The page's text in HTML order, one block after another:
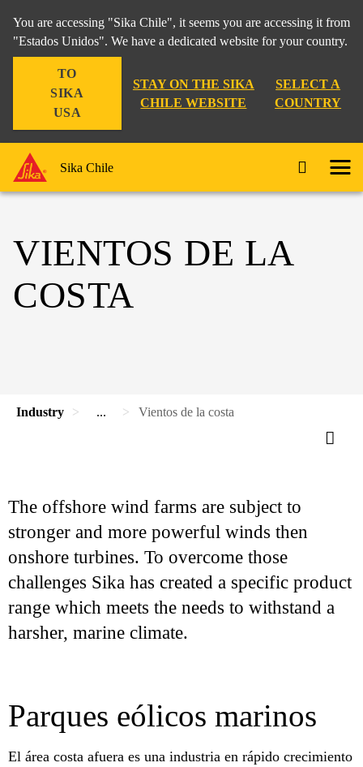
You are accessing "Sika Chile", it seems you are accessing it from
"Estados Unidos". We have a dedicated website for your country.
TO
SIKA
USA
STAY ON THE SIKA
CHILE WEBSITE
SELECT A
COUNTRY
Sika Chile
VIENTOS DE LA
COSTA
Industry ... Vientos de la costa
The offshore wind farms are subject to
stronger and more powerful winds then
onshore turbines. To overcome those
challenges Sika has created a specific product
range which meets the needs to withstand a
harsher, marine climate.
Parques eólicos marinos
El área costa afuera es una industria en rápido crecimiento